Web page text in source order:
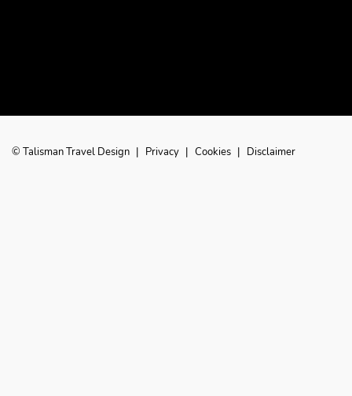
© Talisman Travel Design | Privacy | Cookies | Disclaimer